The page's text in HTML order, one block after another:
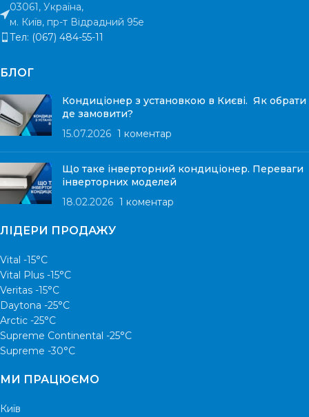
03061, Україна,
м. Київ, пр-т Відрадний 95е
Тел: (067) 484-55-11
БЛОГ
Кондиціонер з установкою в Києві. Як обрати
де замовити?
15.07.2026 1 коментар
Що таке інверторний кондиціонер. Переваги
інверторних моделей
18.02.2026 1 коментар
ЛІДЕРИ ПРОДАЖУ
Vital -15°С
Vital Plus -15°C
Veritas -15°С
Daytona -25°С
Arctic -25°С
Supreme Continental -25°С
Supreme -30°С
МИ ПРАЦЮЄМО
Київ